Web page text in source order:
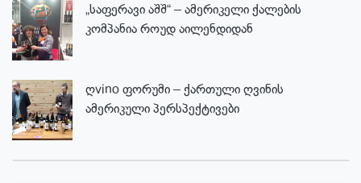
„საფერავი აშშ“ – ამერიკელი ქალების
კომპანია როუდ აილენდიდან
ღvino ფორუმი – ქართული ღვინის
ამერიკული პერსპექტივები